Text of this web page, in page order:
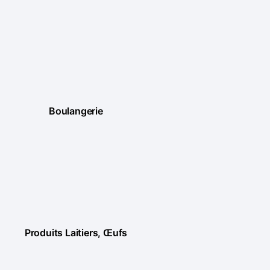
Boulangerie
Produits Laitiers, Œufs